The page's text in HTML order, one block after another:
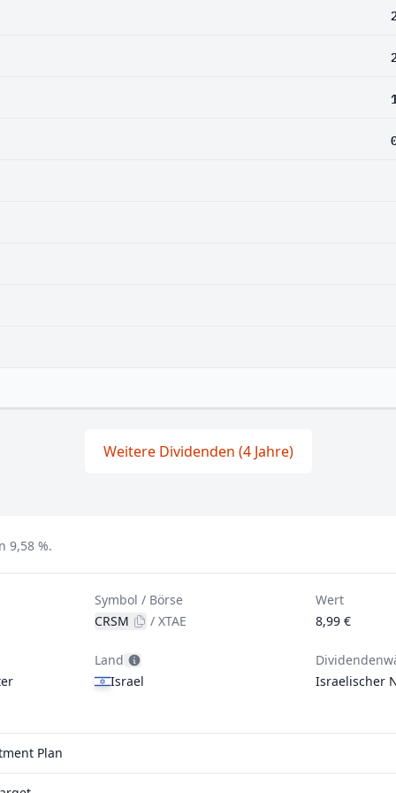
Weitere Dividenden (4 Jahre)
9,58 %.
Symbol / Börse
CRSM
/XTAE
Wert
8,99 €
Land
Israel
Israelischer
Plan